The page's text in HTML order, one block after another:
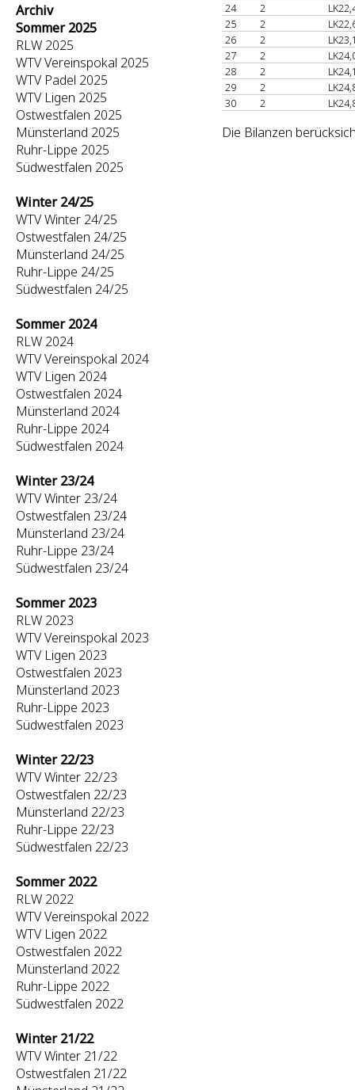
Archiv
Sommer 2025
RLW 2025
WTV Vereinspokal 2025
WTV Padel 2025
WTV Ligen 2025
Ostwestfalen 2025
Münsterland 2025
Ruhr-Lippe 2025
Südwestfalen 2025
Winter 24/25
WTV Winter 24/25
Ostwestfalen 24/25
Münsterland 24/25
Ruhr-Lippe 24/25
Südwestfalen 24/25
Sommer 2024
RLW 2024
WTV Vereinspokal 2024
WTV Ligen 2024
Ostwestfalen 2024
Münsterland 2024
Ruhr-Lippe 2024
Südwestfalen 2024
Winter 23/24
WTV Winter 23/24
Ostwestfalen 23/24
Münsterland 23/24
Ruhr-Lippe 23/24
Südwestfalen 23/24
Sommer 2023
RLW 2023
WTV Vereinspokal 2023
WTV Ligen 2023
Ostwestfalen 2023
Münsterland 2023
Ruhr-Lippe 2023
Südwestfalen 2023
Winter 22/23
WTV Winter 22/23
Ostwestfalen 22/23
Münsterland 22/23
Ruhr-Lippe 22/23
Südwestfalen 22/23
Sommer 2022
RLW 2022
WTV Vereinspokal 2022
WTV Ligen 2022
Ostwestfalen 2022
Münsterland 2022
Ruhr-Lippe 2022
Südwestfalen 2022
Winter 21/22
WTV Winter 21/22
Ostwestfalen 21/22
24
2
25
2
26
2
27
2
28
2
29
2
30
2
Die Bilanzen